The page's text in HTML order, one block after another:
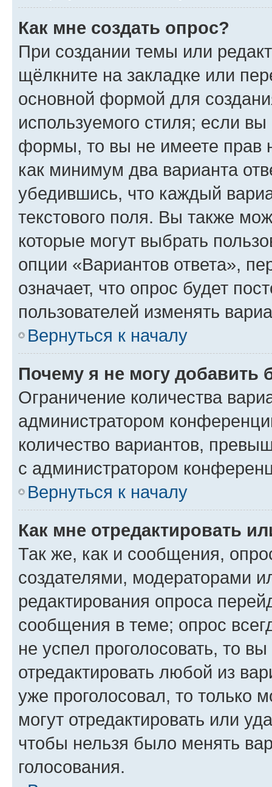
Как мне создать опрос?
При создании темы или
щёлкните на закладке или
основной формой для
используемого стиля; если
формы, то вы не имеете прав
как минимум два варианта
убедившись, что каждый
текстового поля. Вы также
которые могут выбрать
опции «Вариантов ответа»,
означает, что опрос будет
пользователей изменять
Вернуться к началу
Почему я не могу добавить
Ограничение количества
администратором
количество вариантов,
с администратором
Вернуться к началу
Как мне отредактировать
Так же, как и сообщения,
создателями, модераторами
редактирования опроса
сообщения в теме; опрос
не успел проголосовать, то
отредактировать любой из
уже проголосовал, то только
могут отредактировать или
чтобы нельзя было менять
голосования.